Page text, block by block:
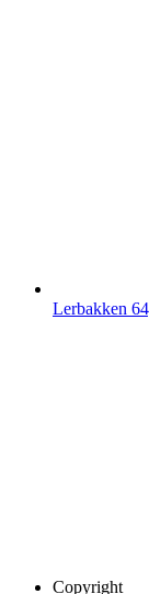
Lerbakken
Copyright